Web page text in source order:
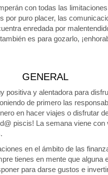
con todas las
por puro placer, las
enredada por
es para gozarlo,
GENERAL
positiva y alentadora para
de primero las
en hacer viajes o disfrutar
piscis! La semana viene
en el ámbito de las
tienes en mente que alguna
para darse gustos e